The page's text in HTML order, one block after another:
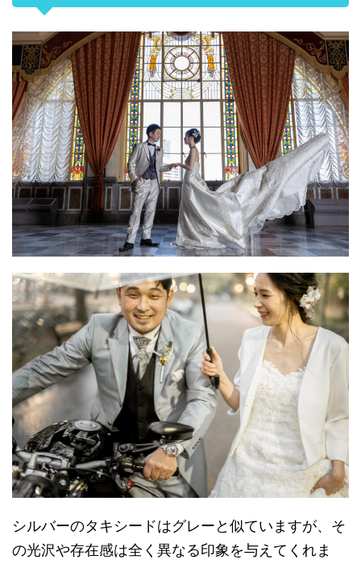
シルバーのタキシードはグレーと似ていますが、そ
の光沢や存在感は全く異なる印象を与えてくれま